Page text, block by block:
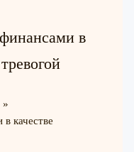
в
качестве